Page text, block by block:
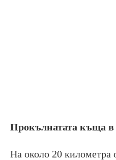
Прокълнатата къща в
На около 20 километра